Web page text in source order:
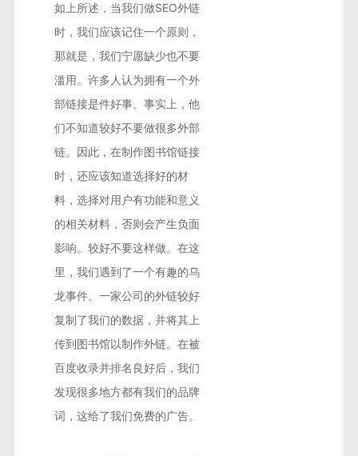
如上所述，当我们做SEO外链
时，我们应该记住一个原则，
那就是，我们宁愿缺少也不要
滥用。许多人认为拥有一个外
部链接是件好事。事实上，他
们不知道较好不要做很多外部
链。因此，在制作图书馆链接
时，还应该知道选择好的材
料，选择对用户有功能和意义
的相关材料，否则会产生负面
影响。较好不要这样做。在这
里，我们遇到了一个有趣的乌
龙事件。一家公司的外链较好
复制了我们的数据，并将其上
传到图书馆以制作外链。在被
百度收录并排名良好后，我们
发现很多地方都有我们的品牌
词，这给了我们免费的广告。